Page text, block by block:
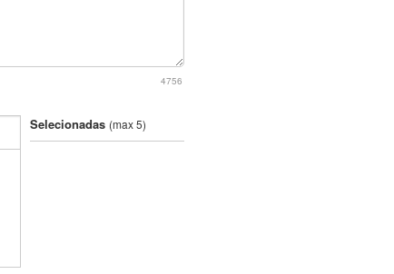
4756
Selecionadas (max 5)